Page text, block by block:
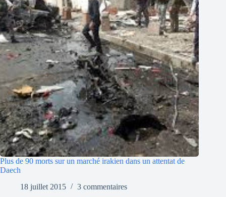
Plus de 90 morts sur un marché irakien dans un attentat de
Daech
18 juillet 2015
3 commentaires